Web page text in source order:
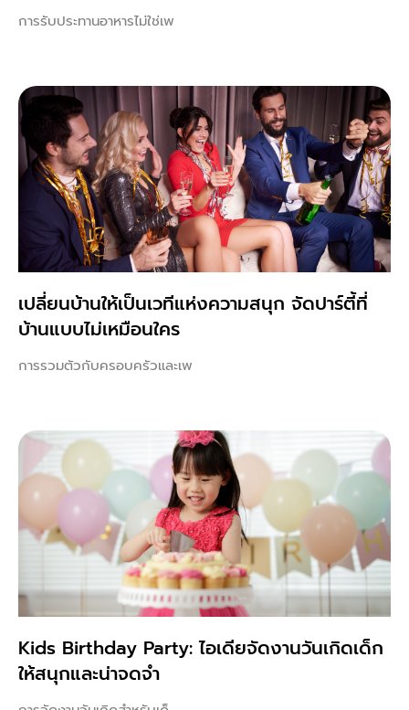
การรับประทานอาหารไม่ใช่เพ
เปลี่ยนบ้านให้เป็นเวทีแห่งความสนุก จัดปาร์ตี้ที่
บ้านแบบไม่เหมือนใคร
การรวมตัวกับครอบครัวและเพ
Kids Birthday Party: ไอเดียจัดงานวันเกิดเด็ก
ให้สนุกและน่าจดจำ